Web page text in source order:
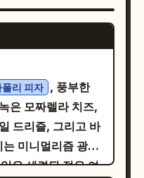
만드세요.
도 “2026”; 타이틀
엠블럼 라인 아트.
잔, 허브가 놓인
리와 산의 풍미에
장식 사이드바와
다. 브랜드 철학,
여러 개의 작은 텍
관을 포함합니다.
읽혀야 합니다. 제
& Jerry's 아이스
명확하게 구분되
인 제품군에 속해
Chocolate Fudge
3.
Chunk
하이라이트,
터마크 없음, 로
GPT IMAGE 2
리 피자 , 풍부한
은 모짜렐라 치즈,
드리즐, 그리고 바
미니멀리즘 광
은 세련된 젊은 여